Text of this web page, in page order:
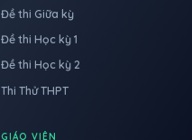
Đề thi Giữa kỳ
Đề thi Học kỳ 1
Đề thi Học kỳ 2
Thi Thử THPT
GIÁO VIÊN